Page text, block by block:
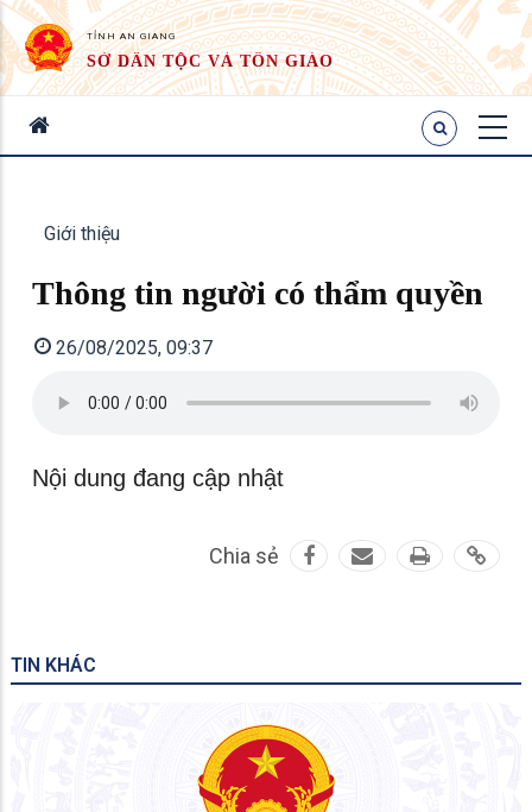
TỈNH AN GIANG
SỞ DÂN TỘC VÀ TÔN GIÁO
Giới thiệu
Thông tin người có thẩm quyền
26/08/2025, 09:37
Nội dung đang cập nhật
Chia sẻ
TIN KHÁC